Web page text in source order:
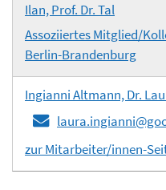
Ilan, Prof. Dr. Tal
Assoziiertes Mitglied/
Berlin-Brandenburg
Ingianni Altmann, Dr.
zur Mitarbeiter/innen-